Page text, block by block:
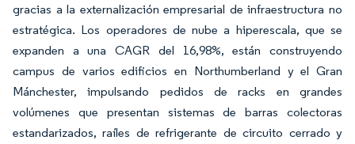
gracias a la externalización empresarial de infraestructura no
estratégica. Los operadores de nube a hiperescala, que se
expanden a una CAGR del 16,98%, están construyendo
campus de varios edificios en Northumberland y el Gran
Mánchester, impulsando pedidos de racks en grandes
volúmenes que presentan sistemas de barras colectoras
estandarizados, raíles de refrigerante de circuito cerrado y